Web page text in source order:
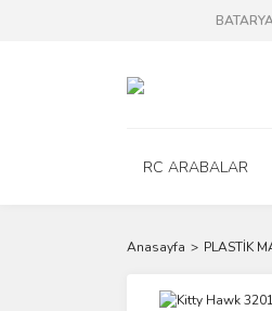
RC ARABALAR
Anasayfa PLASTİK